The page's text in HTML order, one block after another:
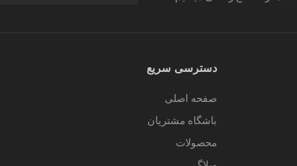
دسترسی سریع
صفحه اصلی
باشگاه مشتریان
محصولات